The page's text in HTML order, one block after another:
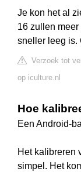
Je kon het al
16 zullen
sneller leeg is.
Verzoek tot
op iculture.nl
Hoe
Een Android-
Het kalibreren
simpel. Het